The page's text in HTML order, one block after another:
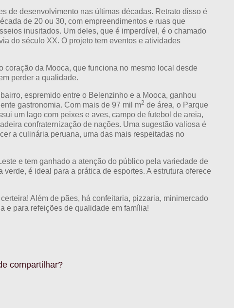
de desenvolvimento nas últimas décadas. Retrato disso é
de 20 ou 30, com empreendimentos e ruas que
inusitados. Um deles, que é imperdível, é o chamado
do século XX. O projeto tem eventos e atividades
da Mooca, que funciona no mesmo local desde
perder a qualidade.
espremido entre o Belenzinho e a Mooca, ganhou
gastronomia. Com mais de 97 mil m2 de área, o Parque
um lago com peixes e aves, campo de futebol de areia,
confraternização de nações. Uma sugestão valiosa é
a culinária peruana, uma das mais respeitadas no
e tem ganhado a atenção do público pela variedade de
verde, é ideal para a prática de esportes. A estrutura oferece
Além de pães, há confeitaria, pizzaria, minimercado
e para refeições de qualidade em família!
compartilhar?